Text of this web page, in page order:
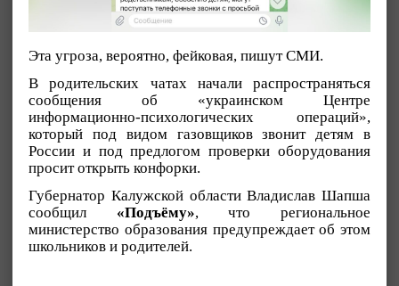
Эта угроза, вероятно, фейковая, пишут СМИ.
В родительских чатах начали распространяться
сообщения об «украинском Центре
информационно-психологических операций»,
который под видом газовщиков звонит детям в
России и под предлогом проверки оборудования
просит открыть конфорки.
Губернатор Калужской области Владислав Шапша
сообщил «Подъёму», что региональное
министерство образования предупреждает об этом
школьников и родителей.